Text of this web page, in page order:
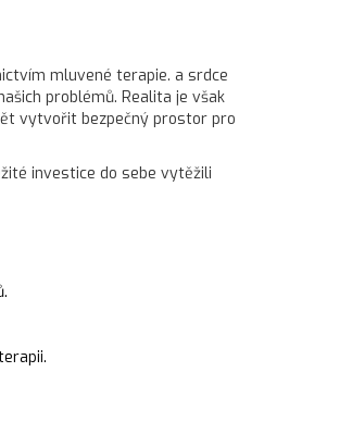
mluvené terapie. a srdce
problémů. Realita je však
vytvořit bezpečný prostor pro
investice do sebe vytěžili